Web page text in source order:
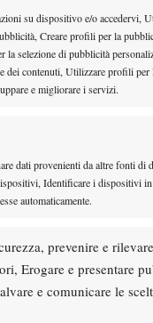
su dispositivo e/o accedervi,
Creare profili per la
la selezione di pubblicità
dei contenuti, Utilizzare profili per
e migliorare i servizi.
dati provenienti da altre fonti di
Identificare i dispositivi in
automaticamente.
prevenire e
Erogare e presentare
e comunicare le
forse posso anche
a quello che sto facendo
sto facendo in campo.
Voglio godermi
se non mi diverto a
per cui divertirmi
DI TENDENZA